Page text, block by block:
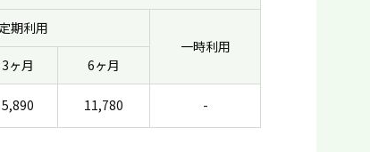
定期利用
一時利用
3ヶ月 6ヶ月
5,890 11,780 -